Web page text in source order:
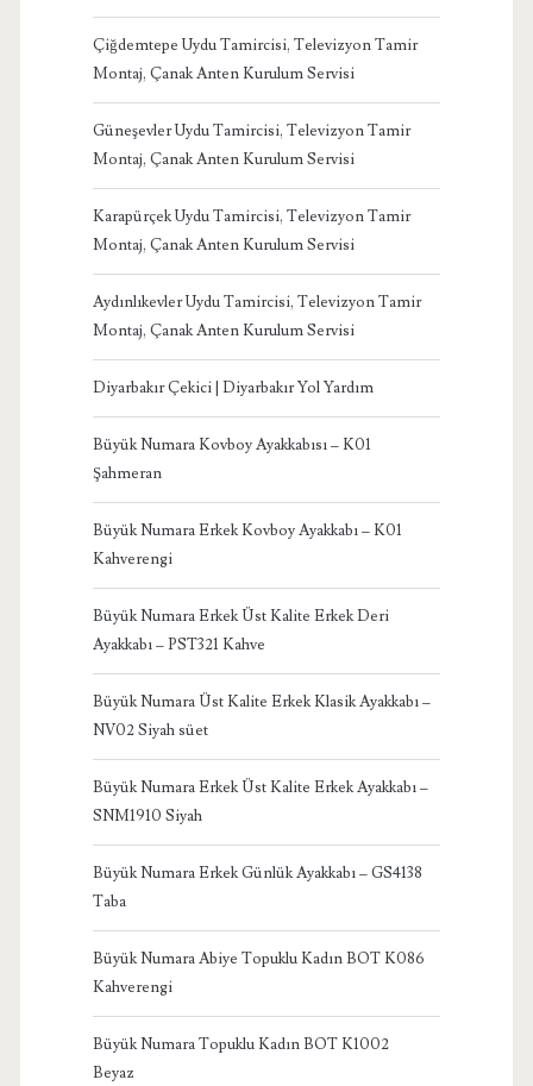
Çiğdemtepe Uydu Tamircisi, Televizyon Tamir
Montaj, Çanak Anten Kurulum Servisi
Güneşevler Uydu Tamircisi, Televizyon Tamir
Montaj, Çanak Anten Kurulum Servisi
Karapürçek Uydu Tamircisi, Televizyon Tamir
Montaj, Çanak Anten Kurulum Servisi
Aydınlıkevler Uydu Tamircisi, Televizyon Tamir
Montaj, Çanak Anten Kurulum Servisi
Diyarbakır Çekici | Diyarbakır Yol Yardım
Büyük Numara Kovboy Ayakkabısı – K01
Şahmeran
Büyük Numara Erkek Kovboy Ayakkabı – K01
Kahverengi
Büyük Numara Erkek Üst Kalite Erkek Deri
Ayakkabı – PST321 Kahve
Büyük Numara Üst Kalite Erkek Klasik Ayakkabı –
NV02 Siyah süet
Büyük Numara Erkek Üst Kalite Erkek Ayakkabı –
SNM1910 Siyah
Büyük Numara Erkek Günlük Ayakkabı – GS4138
Taba
Büyük Numara Abiye Topuklu Kadın BOT K086
Kahverengi
Büyük Numara Topuklu Kadın BOT K1002
Beyaz